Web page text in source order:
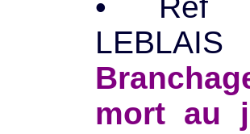
• Réf
mort au